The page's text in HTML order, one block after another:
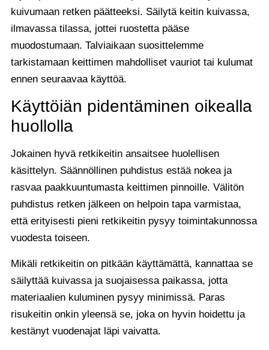
kuivumaan retken päätteeksi. Säilytä keitin kuivassa,
ilmavassa tilassa, jottei ruostetta pääse
muodostumaan. Talviaikaan suosittelemme
tarkistamaan keittimen mahdolliset vauriot tai kulumat
ennen seuraavaa käyttöä.
Käyttöiän pidentäminen oikealla
huollolla
Jokainen hyvä retkikeitin ansaitsee huolellisen
käsittelyn. Säännöllinen puhdistus estää nokea ja
rasvaa paakkuuntumasta keittimen pinnoille. Välitön
puhdistus retken jälkeen on helpoin tapa varmistaa,
että erityisesti pieni retkikeitin pysyy toimintakunnossa
vuodesta toiseen.
Mikäli retkikeitin on pitkään käyttämättä, kannattaa se
säilyttää kuivassa ja suojaisessa paikassa, jotta
materiaalien kuluminen pysyy minimissä. Paras
risukeitin onkin yleensä se, joka on hyvin hoidettu ja
kestänyt vuodenajat läpi vaivatta.